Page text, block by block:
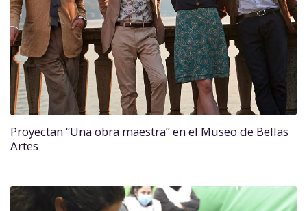
Proyectan “Una obra maestra” en el Museo de Bellas
Artes